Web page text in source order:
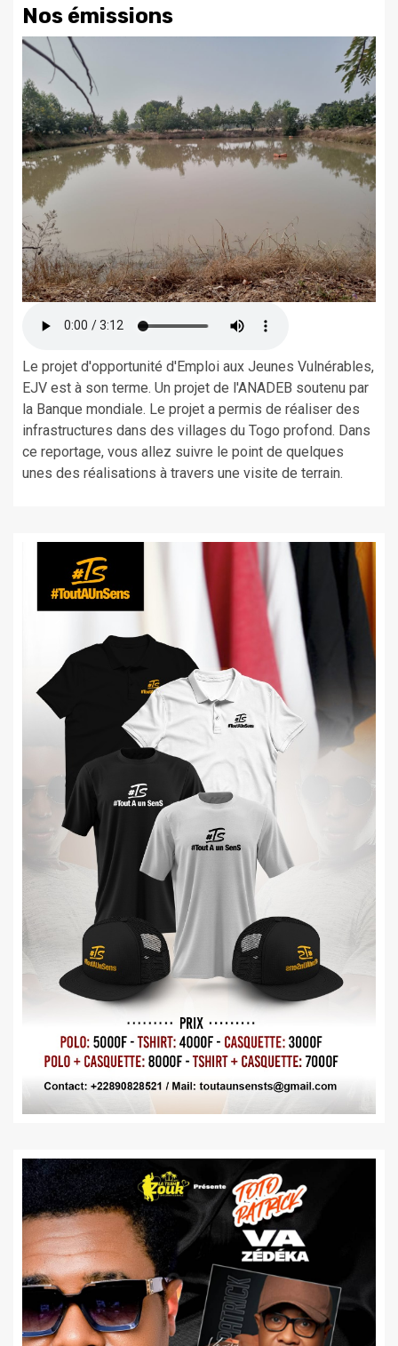
Nos émissions
Le projet d'opportunité d'Emploi aux Jeunes Vulnérables,
EJV est à son terme. Un projet de l'ANADEB soutenu par
la Banque mondiale. Le projet a permis de réaliser des
infrastructures dans des villages du Togo profond. Dans
ce reportage, vous allez suivre le point de quelques
unes des réalisations à travers une visite de terrain.